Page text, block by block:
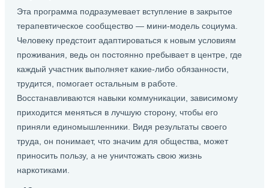
Эта программа подразумевает вступление в закрытое
терапевтическое сообщество — мини-модель социума.
Человеку предстоит адаптироваться к новым условиям
проживания, ведь он постоянно пребывает в центре, где
каждый участник выполняет какие-либо обязанности,
трудится, помогает остальным в работе.
Восстанавливаются навыки коммуникации, зависимому
приходится меняться в лучшую сторону, чтобы его
приняли единомышленники. Видя результаты своего
труда, он понимает, что значим для общества, может
приносить пользу, а не уничтожать свою жизнь
наркотиками.